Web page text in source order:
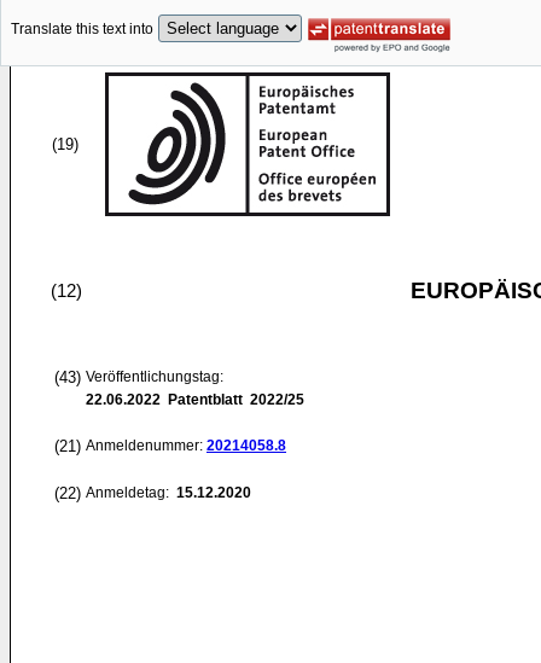
Translate this text into
(19)
(12)
(43) Veröffentlichungstag:
22.06.2022 Patentblatt 2022/25
(21) Anmeldenummer: 20214058.8
(22) Anmeldetag: 15.12.2020